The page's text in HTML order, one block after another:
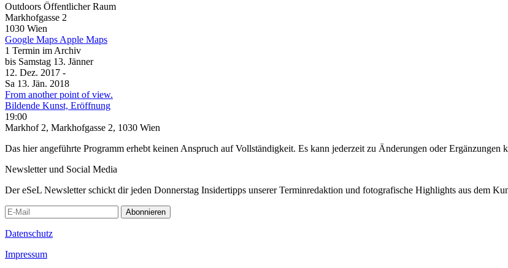
Outdoors Öffentlicher Raum
Markhofgasse 2
1030 Wien
Google Maps Apple Maps
1 Termin im Archiv
bis Samstag 13. Jänner
12. Dez. 2017 -
Sa 13. Jän. 2018
From another point of view.
Bildende Kunst, Eröffnung
19:00
Markhof 2, Markhofgasse 2, 1030 Wien
Das hier angeführte Programm erhebt keinen Anspruch auf Vollständigkeit. Es kann jederzeit zu Änderungen oder Ergänzungen
Newsletter und Social Media
Der eSeL Newsletter schickt dir jeden Donnerstag Insidertipps unserer Terminredaktion und fotografische Highlights aus dem
Abonnieren
Datenschutz
Impressum